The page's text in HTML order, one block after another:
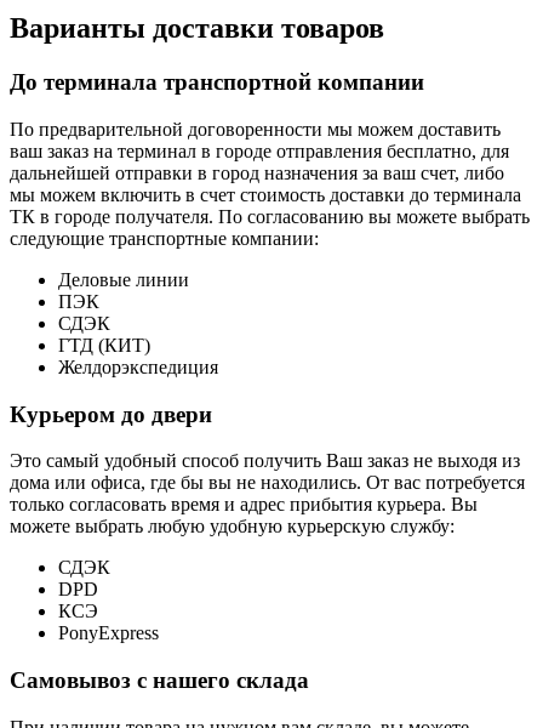
Варианты доставки товаров
До терминала транспортной компании
По предварительной договоренности мы можем доставить
ваш заказ на терминал в городе отправления бесплатно, для
дальнейшей отправки в город назначения за ваш счет, либо
мы можем включить в счет стоимость доставки до терминала
ТК в городе получателя. По согласованию вы можете выбрать
следующие транспортные компании:
Деловые линии
ПЭК
СДЭК
ГТД (КИТ)
Желдорэкспедиция
Курьером до двери
Это самый удобный способ получить Ваш заказ не выходя из
дома или офиса, где бы вы не находились. От вас потребуется
только согласовать время и адрес прибытия курьера. Вы
можете выбрать любую удобную курьерскую службу:
СДЭК
DPD
КСЭ
PonyExpress
Самовывоз с нашего склада